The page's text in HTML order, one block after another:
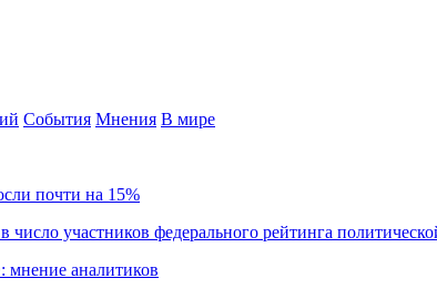
События Мнения В мире
почти на 15%
участников федерального рейтинга
мнение аналитиков